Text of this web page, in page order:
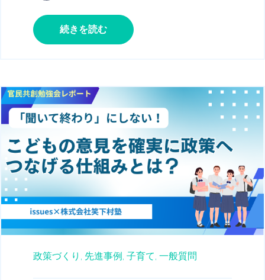
続きを読む
政策づくり, 先進事例, 子育て, 一般質問